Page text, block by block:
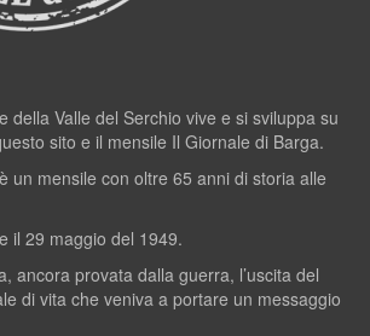
della Valle del Serchio vive e si sviluppa su
sito e il mensile Il Giornale di Barga.
un mensile con oltre 65 anni di storia alle
il 29 maggio del 1949.
ancora provata dalla guerra, l’uscita del
di vita che veniva a portare un messaggio